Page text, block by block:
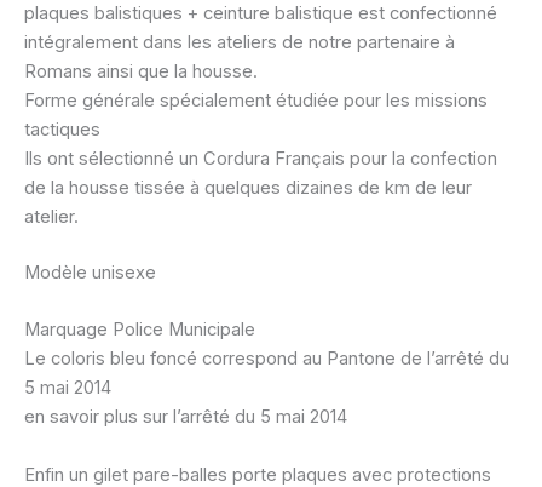
plaques balistiques + ceinture balistique est confectionné
intégralement dans les ateliers de notre partenaire à
Romans ainsi que la housse.
Forme générale spécialement étudiée pour les missions
tactiques
Ils ont sélectionné un Cordura Français pour la confection
de la housse tissée à quelques dizaines de km de leur
atelier.
Modèle unisexe
Marquage Police Municipale
Le coloris bleu foncé correspond au Pantone de l’arrêté du
5 mai 2014
en savoir plus sur l’arrêté du 5 mai 2014
Enfin un gilet pare-balles porte plaques avec protections